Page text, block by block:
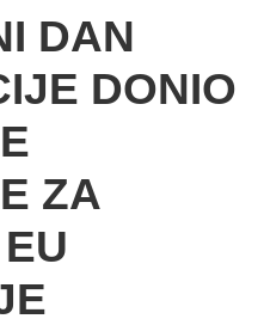
DAN
DONIO
ZA